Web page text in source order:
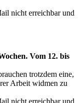
nicht erreichbar und
Vom 12. bis
trotzdem eine,
Arbeit widmen zu